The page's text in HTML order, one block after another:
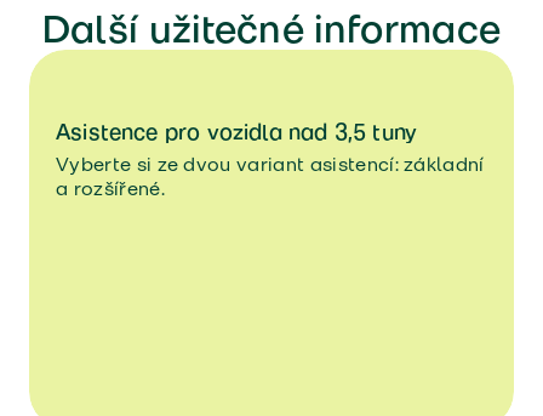
Další užitečné informace
Asistence pro vozidla nad 3,5 tuny
Vyberte si ze dvou variant asistencí: základní
a rozšířené.